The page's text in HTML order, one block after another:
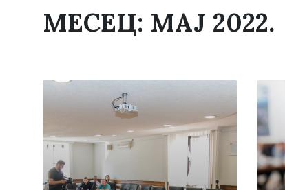
МЕСЕЦ: МАЈ 2022.
Read
Read
More